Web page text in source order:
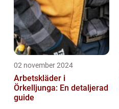
02 november 2024
Arbetskläder i
Örkelljunga: En detaljerad
guide